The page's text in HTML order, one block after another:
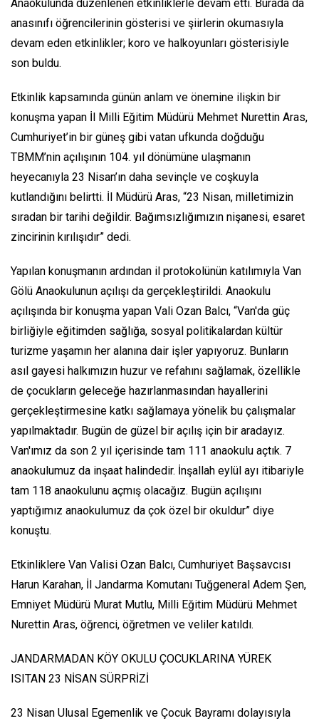
Anaokulunda düzenlenen etkinliklerle devam etti. Burada da
anasınıfı öğrencilerinin gösterisi ve şiirlerin okumasıyla
devam eden etkinlikler; koro ve halkoyunları gösterisiyle
son buldu.
Etkinlik kapsamında günün anlam ve önemine ilişkin bir
konuşma yapan İl Milli Eğitim Müdürü Mehmet Nurettin Aras,
Cumhuriyet’in bir güneş gibi vatan ufkunda doğduğu
TBMM’nin açılışının 104. yıl dönümüne ulaşmanın
heyecanıyla 23 Nisan’ın daha sevinçle ve coşkuyla
kutlandığını belirtti. İl Müdürü Aras, “23 Nisan, milletimizin
sıradan bir tarihi değildir. Bağımsızlığımızın nişanesi, esaret
zincirinin kırılışıdır” dedi.
Yapılan konuşmanın ardından il protokolünün katılımıyla Van
Gölü Anaokulunun açılışı da gerçekleştirildi. Anaokulu
açılışında bir konuşma yapan Vali Ozan Balcı, “Van'da güç
birliğiyle eğitimden sağlığa, sosyal politikalardan kültür
turizme yaşamın her alanına dair işler yapıyoruz. Bunların
asıl gayesi halkımızın huzur ve refahını sağlamak, özellikle
de çocukların geleceğe hazırlanmasından hayallerini
gerçekleştirmesine katkı sağlamaya yönelik bu çalışmalar
yapılmaktadır. Bugün de güzel bir açılış için bir aradayız.
Van'ımız da son 2 yıl içerisinde tam 111 anaokulu açtık. 7
anaokulumuz da inşaat halindedir. İnşallah eylül ayı itibariyle
tam 118 anaokulunu açmış olacağız. Bugün açılışını
yaptığımız anaokulumuz da çok özel bir okuldur” diye
konuştu.
Etkinliklere Van Valisi Ozan Balcı, Cumhuriyet Başsavcısı
Harun Karahan, İl Jandarma Komutanı Tuğgeneral Adem Şen,
Emniyet Müdürü Murat Mutlu, Milli Eğitim Müdürü Mehmet
Nurettin Aras, öğrenci, öğretmen ve veliler katıldı.
JANDARMADAN KÖY OKULU ÇOCUKLARINA YÜREK
ISITAN 23 NİSAN SÜRPRİZİ
23 Nisan Ulusal Egemenlik ve Çocuk Bayramı dolayısıyla